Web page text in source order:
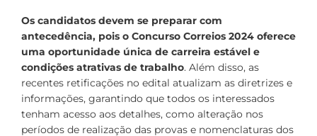
Os candidatos devem se preparar com
antecedência, pois o Concurso Correios 2024 oferece
uma oportunidade única de carreira estável e
condições atrativas de trabalho. Além disso, as
recentes retificações no edital atualizam as diretrizes e
informações, garantindo que todos os interessados
tenham acesso aos detalhes, como alteração nos
períodos de realização das provas e nomenclaturas dos